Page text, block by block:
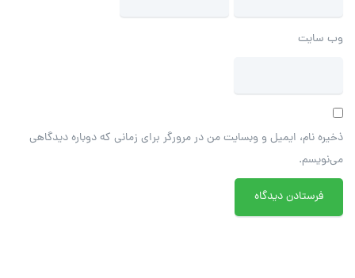
وب‌ سایت
ذخیره نام، ایمیل و وبسایت من در مرورگر برای زمانی که دوباره دیدگاهی
می‌نویسم.